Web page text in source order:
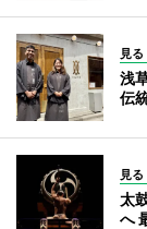
見
浅
伝
見
太
へ